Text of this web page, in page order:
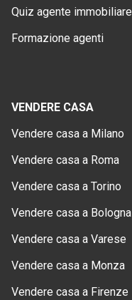
Quiz agente immobiliare
Formazione agenti
VENDERE CASA
Vendere casa a Milano
Vendere casa a Roma
Vendere casa a Torino
Vendere casa a Bologna
Vendere casa a Varese
Vendere casa a Monza
Vendere casa a Firenze